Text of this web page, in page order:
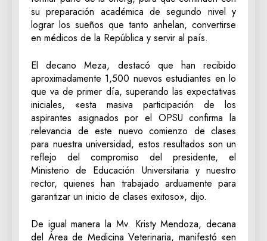
su preparación académica de segundo nivel y
lograr los sueños que tanto anhelan, convertirse
en médicos de la República y servir al país.
El decano Meza, destacó que han recibido
aproximadamente 1,500 nuevos estudiantes en lo
que va de primer día, superando las expectativas
iniciales, «esta masiva participación de los
aspirantes asignados por el OPSU confirma la
relevancia de este nuevo comienzo de clases
para nuestra universidad, estos resultados son un
reflejo del compromiso del presidente, el
Ministerio de Educación Universitaria y nuestro
rector, quienes han trabajado arduamente para
garantizar un inicio de clases exitoso», dijo.
De igual manera la Mv. Kristy Mendoza, decana
del Área de Medicina Veterinaria, manifestó «en